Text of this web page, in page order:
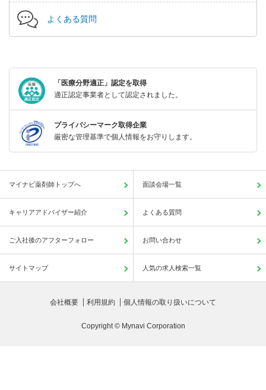
よくある質問
「医療分野適正」認定を取得
適正認定事業者として認定されました。
プライバシーマーク取得企業
厳密な管理基準で個人情報をお守りします。
マイナビ薬剤師トップへ 面談会場一覧
キャリアアドバイザー紹介 よくある質問
ご入社後のアフターフォロー お問い合わせ
サイトマップ 人気の求人検索一覧
会社概要 利用規約 個人情報の取り扱いについて
Copyright © Mynavi Corporation